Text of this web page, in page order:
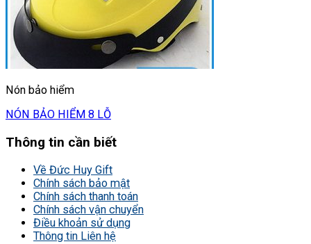
Nón bảo hiểm
NÓN BẢO HIỂM 8 LỖ
Thông tin cần biết
Về Đức Huy Gift
Chính sách bảo mật
Chính sách thanh toán
Chính sách vận chuyển
Điều khoản sử dụng
Thông tin Liên hệ